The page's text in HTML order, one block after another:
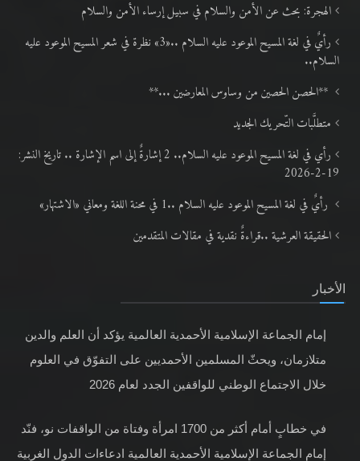
الهجرة: بحث عن الأمن والسلام في سبيل إرساء الأمن والسلام
رأيٌ في لغة المسيح الموعود عليه السلام ..«3» نظرة في شعر المسيح الموعود عليه
السلام..
**الحصن الحصين من وساوس المعارضين ...**
متطلَّبات التّحريك الجديد
رأي في لغة المسيح الموعود عليه السلام.. 2 إشارةٌ إلى اسم الإشارة .. تاريخ النشر:
19-2-2026
رأيٌ في لغة المسيح الموعود عليه السلام ..1 في محنة اللغة ومعاني «الاشتهار»
الحقيقة العرشية ..قراءةٌ نقدية في مقالات المتقدمين
الأخبار
إمام الجماعة الإسلامية الأحمدية العالمية يؤكد أن العلم والدين
متلازمان، ويحثّ المسلمين الأحمديين على التفوّق في العلوم
خلال الاجتماع الوطني للواقفين الجدد لعام 2026
في خطابٍ أمام أكثر من 1700 امرأة وفتاة من الواقفات نو، فنّد
إمام الجماعة الإسلامية الأحمدية العالمية ادعاءات الدول الغربية